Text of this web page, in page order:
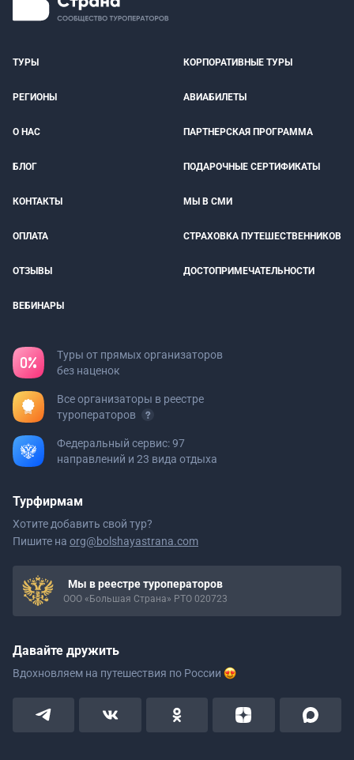
ТУРЫ КОРПОРАТИВНЫЕ ТУРЫ
РЕГИОНЫ АВИАБИЛЕТЫ
О НАС ПАРТНЕРСКАЯ ПРОГРАММА
БЛОГ ПОДАРОЧНЫЕ СЕРТИФИКАТЫ
КОНТАКТЫ МЫ В СМИ
ОПЛАТА СТРАХОВКА ПУТЕШЕСТВЕННИКОВ
ОТЗЫВЫ ДОСТОПРИМЕЧАТЕЛЬНОСТИ
ВЕБИНАРЫ
Туры от прямых организаторов
без наценок
Все организаторы в реестре
туроператоров
Федеральный сервис: 97
направлений и 23 вида отдыха
Турфирмам
Хотите добавить свой тур?
Пишите на org@bolshayastrana.com
Мы в реестре туроператоров
ООО «Большая Страна» РТО 020723
Давайте дружить
Вдохновляем на путешествия по России